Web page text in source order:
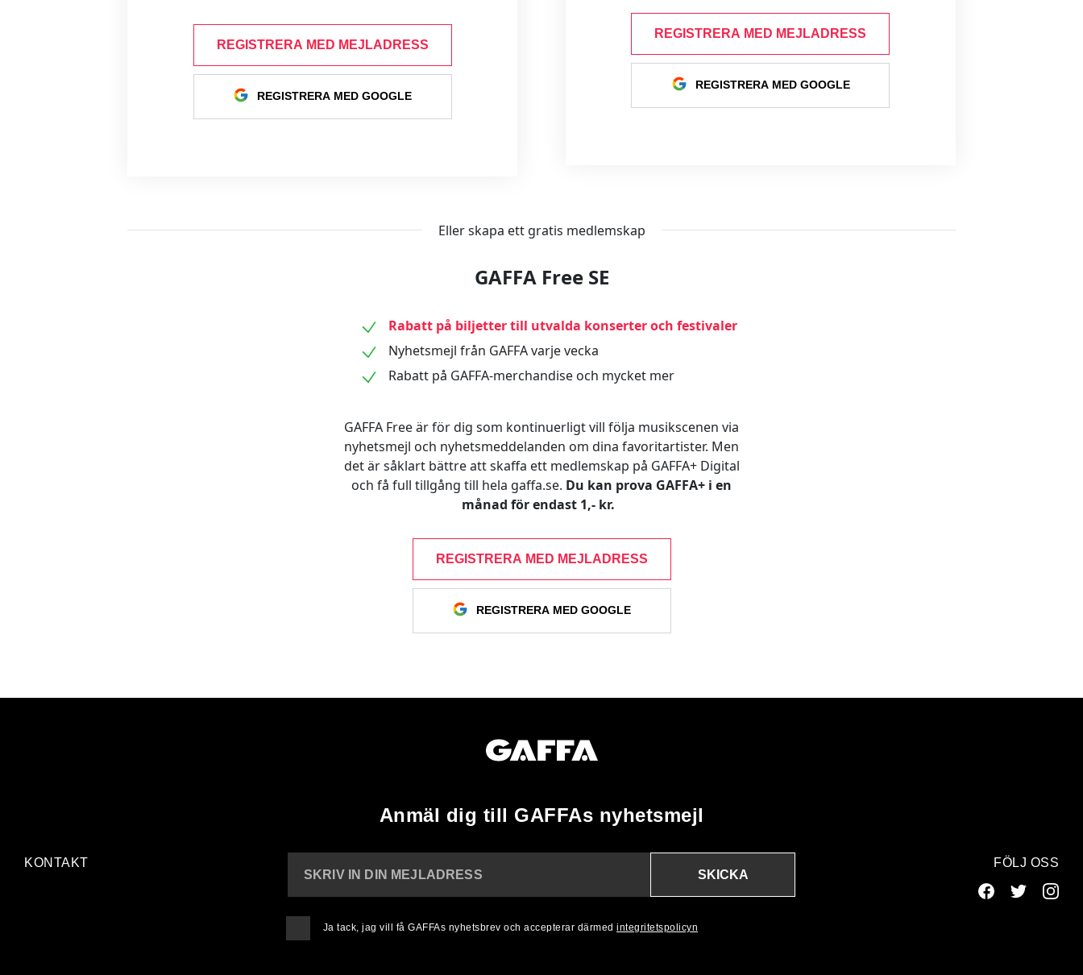
REGISTRERA MED MEJLADRESS
REGISTRERA MED GOOGLE
REGISTRERA MED MEJLADRESS
REGISTRERA MED GOOGLE
Eller skapa ett gratis medlemskap
GAFFA Free SE
Rabatt på biljetter till utvalda konserter och festivaler
Nyhetsmejl från GAFFA varje vecka
Rabatt på GAFFA-merchandise och mycket mer
GAFFA Free är för dig som kontinuerligt vill följa musikscenen via
nyhetsmejl och nyhetsmeddelanden om dina favoritartister. Men
det är såklart bättre att skaffa ett medlemskap på GAFFA+ Digital
och få full tillgång till hela gaffa.se. Du kan prova GAFFA+ i en
månad för endast 1,- kr.
REGISTRERA MED MEJLADRESS
REGISTRERA MED GOOGLE
Anmäl dig till GAFFAs nyhetsmejl
KONTAKT
SKRIV IN DIN MEJLADRESS
SKICKA
Ja tack, jag vill få GAFFAs nyhetsbrev och accepterar därmed integritetspolicyn
FÖLJ OSS